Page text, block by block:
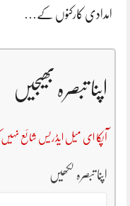
امدادی کارکنوں کے…
اپنا تبصرہ بھیجیں
آپکا ای میل ایڈریس شائع نہیں
اپنا تبصرہ لکھیں